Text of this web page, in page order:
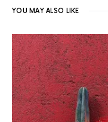
YOU MAY ALSO LIKE